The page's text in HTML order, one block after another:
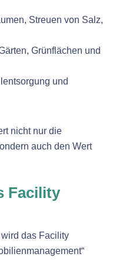
Streuen von Salz,
Grünflächen und
und
nicht nur die
auch den Wert
Facility
das Facility